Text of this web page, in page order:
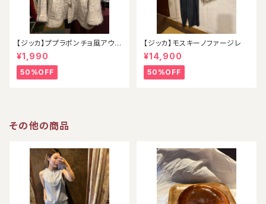
【ジッカ】ププラポンチョ風アウタ
ー
¥1,990
50%OFF
【ジッカ】モスキーノファージレ
¥14,900
50%OFF
その他の商品